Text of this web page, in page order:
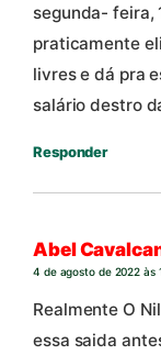
segunda- feira,
praticamente
livres e dá pra
salário destro
Responder
Abel
4 de agosto de 2022 às
Realmente O
essa saida